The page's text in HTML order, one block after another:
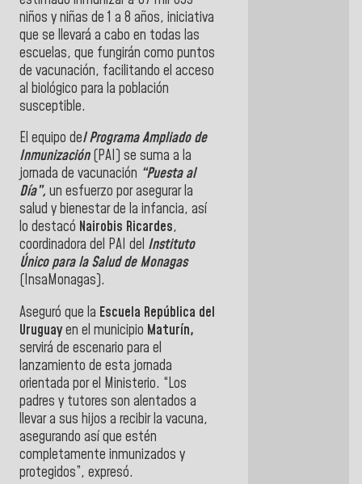
niños y niñas de 1 a 8 años, iniciativa
que se llevará a cabo en todas las
escuelas, que fungirán como puntos
de vacunación, facilitando el acceso
al biológico para la población
susceptible.
El equipo del Programa Ampliado de
Inmunización(PAI) se suma a la
jornada de vacunación “Puesta al
Día”, un esfuerzo por asegurar la
salud y bienestar de la infancia, así
lo destacó Nairobis Ricardes,
coordinadora del PAI del Instituto
Único para la Salud de Monagas
(InsaMonagas).
Aseguró que la Escuela República del
Uruguayen el municipio Maturín,
servirá de escenario para el
lanzamiento de esta jornada
orientada por el Ministerio. “Los
padres y tutores son alentados a
llevar a sus hijos a recibir la vacuna,
asegurando así que estén
completamente inmunizados y
protegidos”, expresó.